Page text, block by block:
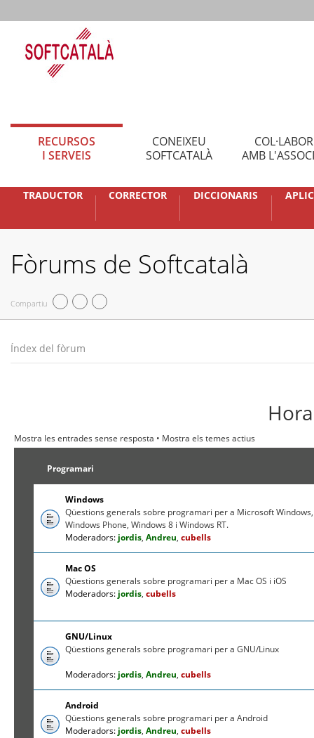
RECURSOS
I SERVEIS
CONEIXEU
SOFTCATALÀ
AMB
TRADUCTOR CORRECTOR DICCIONARIS
Fòrums de Softcatalà
Compartiu
Índex del fòrum
Mostra les entrades sense resposta • Mostra els temes actius
Programari
Windows
Qüestions generals sobre programari per a Microsoft Windows,
Windows Phone, Windows 8 i Windows RT.
Moderadors: jordis,Andreu,cubells
Mac OS
Qüestions generals sobre programari per a Mac OS i iOS
Moderadors: jordis,cubells
GNU/Linux
Qüestions generals sobre programari per a GNU/Linux
Moderadors: jordis,Andreu,cubells
Android
Qüestions generals sobre programari per a Android
Moderadors: jordis,Andreu,cubells